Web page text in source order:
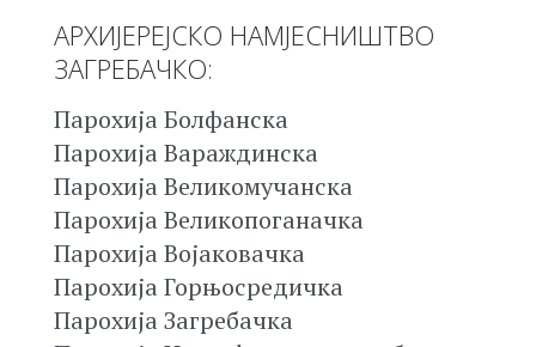
АРХИЈЕРЕЈСКО НАМЈЕСНИШТВО
ЗАГРЕБАЧКО:
Парохија Болфанска
Парохија Вараждинска
Парохија Великомучанска
Парохија Великопоганачка
Парохија Војаковачка
Парохија Горњосредичка
Парохија Загребачка